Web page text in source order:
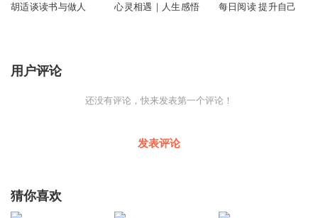
胡适谈读书与做人 心灵相遇｜人生感悟 每日阅读 提升自己
用户评论
还没有评论，快来发表第一个评论！
发表评论
猜你喜欢